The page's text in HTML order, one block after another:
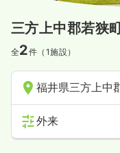
三方上中郡若狭
全2件（1施設）
福井県三方上中
外来